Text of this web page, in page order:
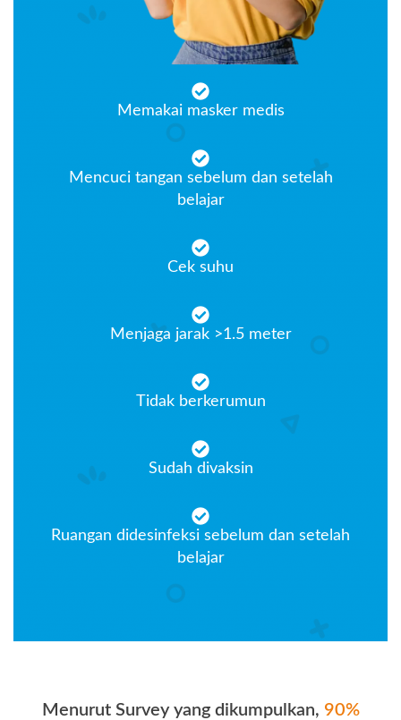
Memakai masker medis
Mencuci tangan sebelum dan setelah
belajar
Cek suhu
Menjaga jarak >1.5 meter
Tidak berkerumun
Sudah divaksin
Ruangan didesinfeksi sebelum dan setelah
belajar
Menurut Survey yang dikumpulkan, 90%